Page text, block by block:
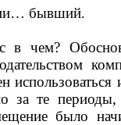
бывший.
в чем?
за те периоды,
было